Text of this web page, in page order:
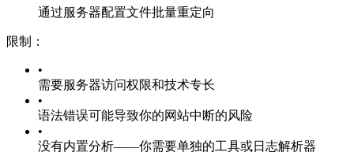
通过服务器配置文件批量重定向
限制：
•
需要服务器访问权限和技术专长
•
语法错误可能导致你的网站中断的风险
•
没有内置分析——你需要单独的工具或日志解析器